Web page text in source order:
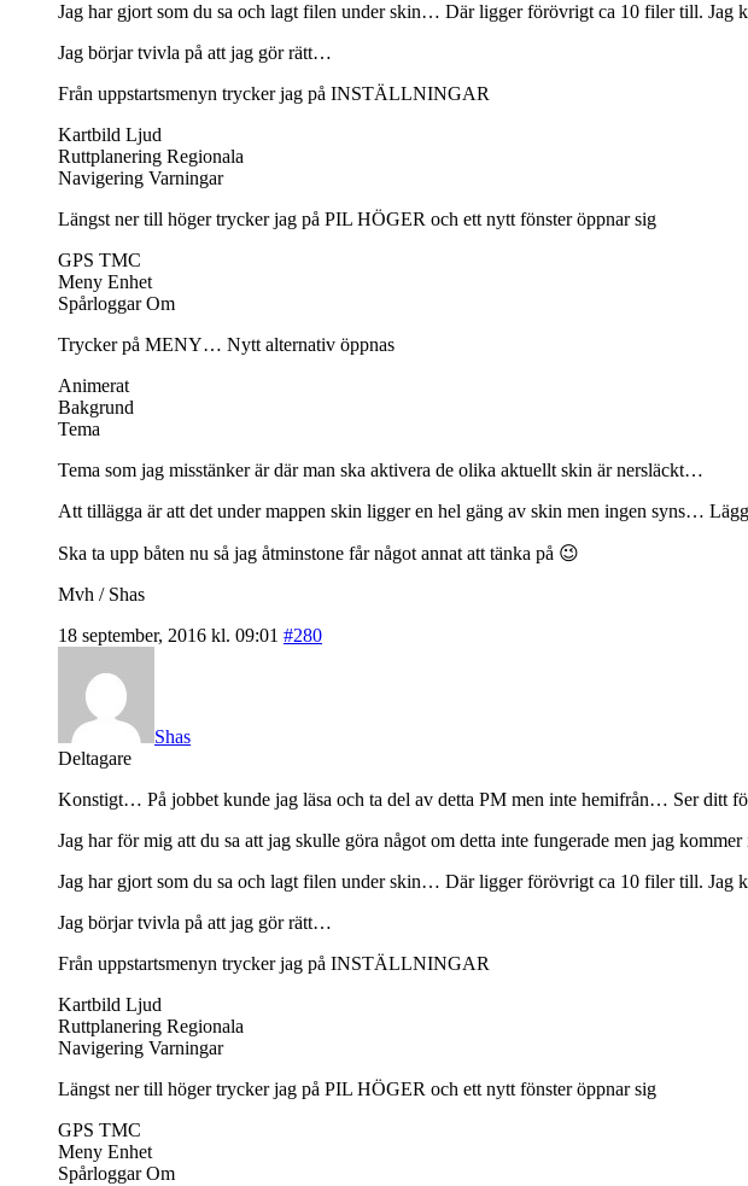
Jag har gjort som du sa och lagt filen under skin… Där ligger förövrigt ca 10 filer till. Jag
Jag börjar tvivla på att jag gör rätt…
Från uppstartsmenyn trycker jag på INSTÄLLNINGAR
Kartbild Ljud
Ruttplanering Regionala
Navigering Varningar
Längst ner till höger trycker jag på PIL HÖGER och ett nytt fönster öppnar sig
GPS TMC
Meny Enhet
Spårloggar Om
Trycker på MENY… Nytt alternativ öppnas
Animerat
Bakgrund
Tema
Tema som jag misstänker är där man ska aktivera de olika aktuellt skin är nersläckt…
Att tillägga är att det under mappen skin ligger en hel gäng av skin men ingen syns…
Ska ta upp båten nu så jag åtminstone får något annat att tänka på 😉
Mvh / Shas
18 september, 2016 kl. 09:01 #280
Shas
Deltagare
Konstigt… På jobbet kunde jag läsa och ta del av detta PM men inte hemifrån… Ser ditt
Jag har för mig att du sa att jag skulle göra något om detta inte fungerade men jag
Jag har gjort som du sa och lagt filen under skin… Där ligger förövrigt ca 10 filer till. Jag
Jag börjar tvivla på att jag gör rätt…
Från uppstartsmenyn trycker jag på INSTÄLLNINGAR
Kartbild Ljud
Ruttplanering Regionala
Navigering Varningar
Längst ner till höger trycker jag på PIL HÖGER och ett nytt fönster öppnar sig
GPS TMC
Meny Enhet
Spårloggar Om